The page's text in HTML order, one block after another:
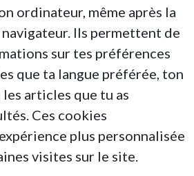
ordinateur, même après la
Ils permettent de
sur tes préférences
que ta langue préférée, ton
articles que tu as
Ces cookies
plus personnalisée
visites sur le site.